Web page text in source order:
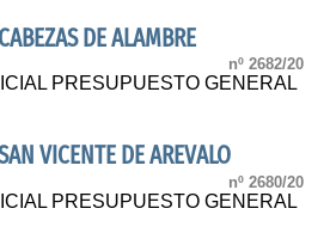
DE ALAMBRE
nº 2682/20
PRESUPUESTO GENERAL
VICENTE DE AREVALO
nº 2680/20
PRESUPUESTO GENERAL